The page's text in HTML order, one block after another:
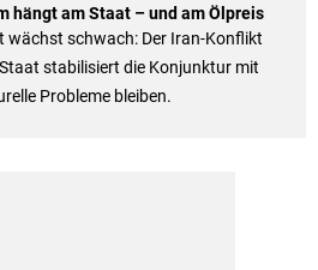
hängt am Staat – und am Ölpreis
wächst schwach: Der Iran-Konflikt
stabilisiert die Konjunktur mit
Probleme bleiben.